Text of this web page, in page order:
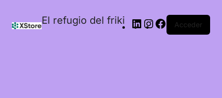
El refugio del friki Acceder